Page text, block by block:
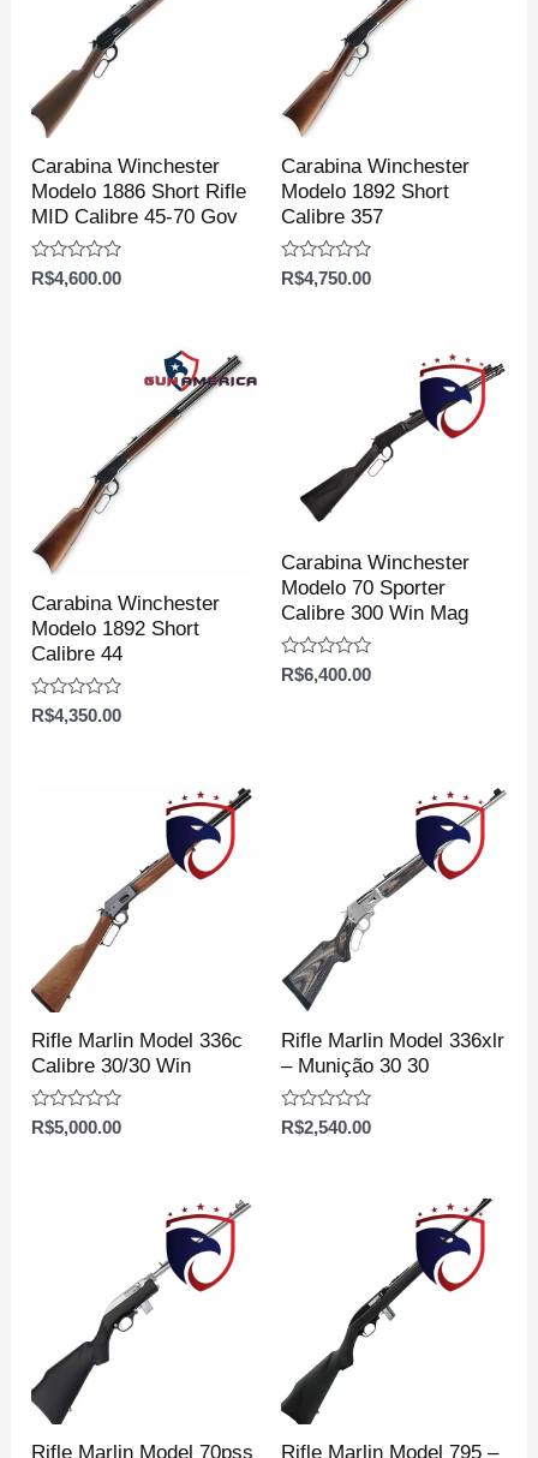
Carabina Winchester
Modelo 1886 Short Rifle
MID Calibre 45-70 Gov
Avaliação
R$4,600.00
Carabina Winchester
Modelo 1892 Short
Calibre 357
Avaliação
R$4,750.00
Carabina Winchester
Modelo 1892 Short
Calibre 44
Avaliação
0
R$4,350.00
Carabina Winchester
Modelo 70 Sporter
Calibre 300 Win Mag
Avaliação
0
R$6,400.00
Rifle Marlin Model 336c
Calibre 30/30 Win
Avaliação
0
R$5,000.00
Rifle Marlin Model 336xlr
– Munição 30 30
Avaliação
0
R$2,540.00
Rifle Marlin Model 70pss
Rifle Marlin Model 795 –